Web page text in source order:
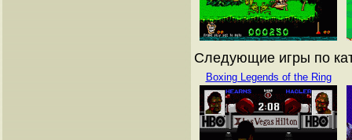
Следующие игры по
Boxing Legends of the Ring